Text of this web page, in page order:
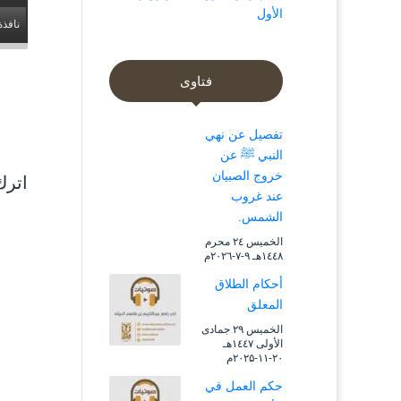
الأول
فتاوى
تفصيل عن نهي
النبي ﷺ عن
خروج الصبيان
عند غروب
الشمس.
الخميس ۲٤ محرم
۱٤٤۸هـ ۹-۷-۲۰۲٦م
أحكام الطلاق
المعلق
الخميس ۲۹ جمادى
الأولى ۱٤٤۷هـ
۲۰-۱۱-۲۰۲۵م
حكم العمل في